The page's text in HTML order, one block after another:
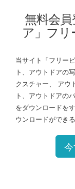
無料会
ア」フリ
当サイト「フリー
ト、アウトドアの
クスチャー、 アウ
ト、アウトドアの
をダウンロードを
ウンロードができ